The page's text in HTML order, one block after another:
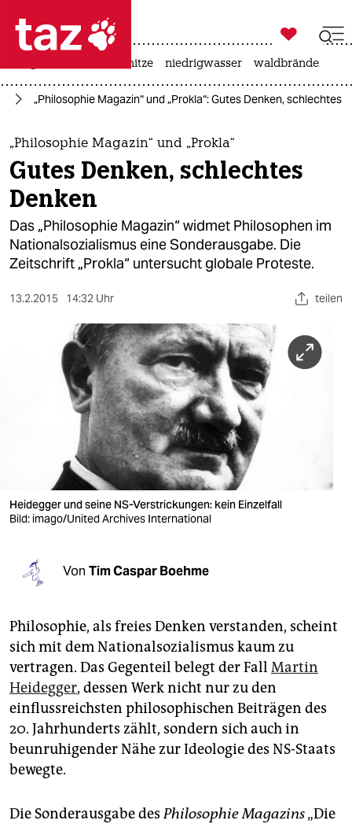
 taz zahl ich
taz zahl ich
themen
politik
öko
gesellschaft
veranstaltungen
fragen & hilfe
unterstützen
abo
genossenschaft
epaper login

taz zahl ich
hitze niedrigwasser waldbrände
„Philosophie Magazin“ und „Prokla“: Gutes Denken, schlechtes
„Philosophie Magazin“ und „Prokla“
Gutes Denken, schlechtes
Denken
Das „Philosophie Magazin“ widmet Philosophen im
Nationalsozialismus eine Sonderausgabe. Die
Zeitschrift „Prokla“ untersucht globale Proteste.
13.2.2015 14:32 Uhr teilen
Heidegger und seine NS-Verstrickungen: kein Einzelfall
Bild: imago/United Archives International
Von Tim Caspar Boehme
Philosophie, als freies Denken verstanden, scheint
sich mit dem Nationalsozialismus kaum zu
vertragen. Das Gegenteil belegt der Fall Martin
Heidegger, dessen Werk nicht nur zu den
einflussreichsten philosophischen Beiträgen des
20. Jahrhunderts zählt, sondern sich auch in
beunruhigender Nähe zur Ideologie des NS-Staats
bewegte.
Die Sonderausgabe desPhilosophie Magazins„Die